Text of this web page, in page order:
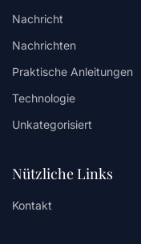
Nachricht
Nachrichten
Praktische Anleitungen
Technologie
Unkategorisiert
Nützliche Links
Kontakt